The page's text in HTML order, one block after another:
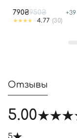
790₴950₴ +39
4.77 (30)
Отзывы
5.00